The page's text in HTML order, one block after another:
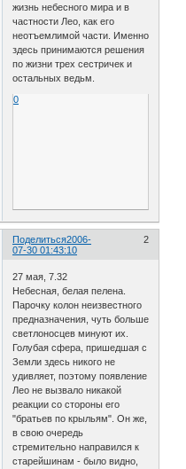
жизнь небесного мира и в
частности Лео, как его
неотъемлимой части. Именно
здесь принимаются решения
по жизни трех сестричек и
остальных ведьм.
0
Поделиться 2
2006-
07-30 01:43:10
27 мая, 7.32
Небесная, белая пелена.
Парочку колон неизвестного
предназначения, чуть больше
светлоносцев минуют их.
Голубая сфера, пришедшая с
Земли здесь никого не
удивляет, поэтому появление
Лео не вызвало никакой
реакции со стороны его
"братьев по крыльям". Он же,
в свою очередь
стремительно направился к
старейшинам - было видно,